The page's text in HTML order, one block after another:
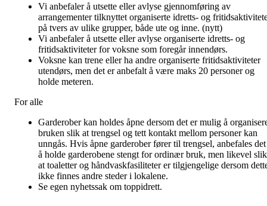
Vi anbefaler å utsette eller avlyse gjennomføring av
arrangementer tilknyttet organiserte idretts- og
på tvers av ulike grupper, både ute og inne. (nytt)
Vi anbefaler å utsette eller avlyse organiserte idretts- og
fritidsaktiviteter for voksne som foregår innendørs.
Voksne kan trene eller ha andre organiserte fritidsaktiviteter
utendørs, men det er anbefalt å være maks 20 personer og
holde meteren.
For alle
Garderober kan holdes åpne dersom det er mulig å
bruken slik at trengsel og tett kontakt mellom personer kan
unngås. Hvis åpne garderober fører til trengsel, anbefales det
å holde garderobene stengt for ordinær bruk, men likevel slik
at toaletter og håndvaskfasiliteter er tilgjengelige dersom
ikke finnes andre steder i lokalene.
Se egen nyhetssak om toppidrett.